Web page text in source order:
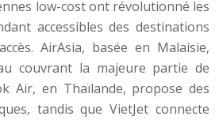
low-cost ont révolutionné les
accessibles des destinations
AirAsia, basée en Malaisie,
couvrant la majeure partie de
Air, en Thaïlande, propose des
tandis que VietJet connecte